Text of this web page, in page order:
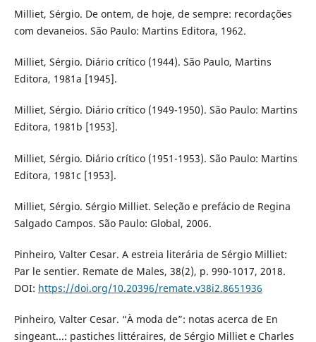
Milliet, Sérgio. De ontem, de hoje, de sempre: recordações
com devaneios. São Paulo: Martins Editora, 1962.
Milliet, Sérgio. Diário crítico (1944). São Paulo, Martins
Editora, 1981a [1945].
Milliet, Sérgio. Diário crítico (1949-1950). São Paulo: Martins
Editora, 1981b [1953].
Milliet, Sérgio. Diário crítico (1951-1953). São Paulo: Martins
Editora, 1981c [1953].
Milliet, Sérgio. Sérgio Milliet. Seleção e prefácio de Regina
Salgado Campos. São Paulo: Global, 2006.
Pinheiro, Valter Cesar. A estreia literária de Sérgio Milliet:
Par le sentier. Remate de Males, 38(2), p. 990-1017, 2018.
DOI: https://doi.org/10.20396/remate.v38i2.8651936
Pinheiro, Valter Cesar. “À moda de”: notas acerca de En
singeant...: pastiches littéraires, de Sérgio Milliet e Charles